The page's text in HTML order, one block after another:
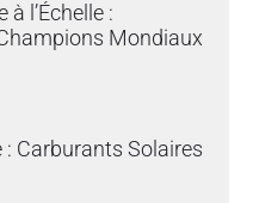
l’Échelle :
Mondiaux
Carburants Solaires